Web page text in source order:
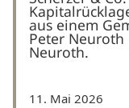
aus einem
Peter
Neuroth.
11. Mai 2026